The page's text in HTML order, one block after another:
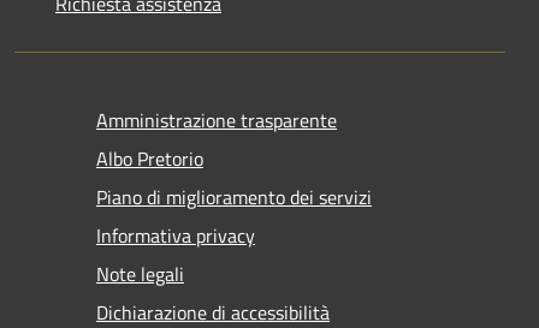
Amministrazione trasparente
Albo Pretorio
Piano di miglioramento dei servizi
Informativa privacy
Note legali
Dichiarazione di accessibilità